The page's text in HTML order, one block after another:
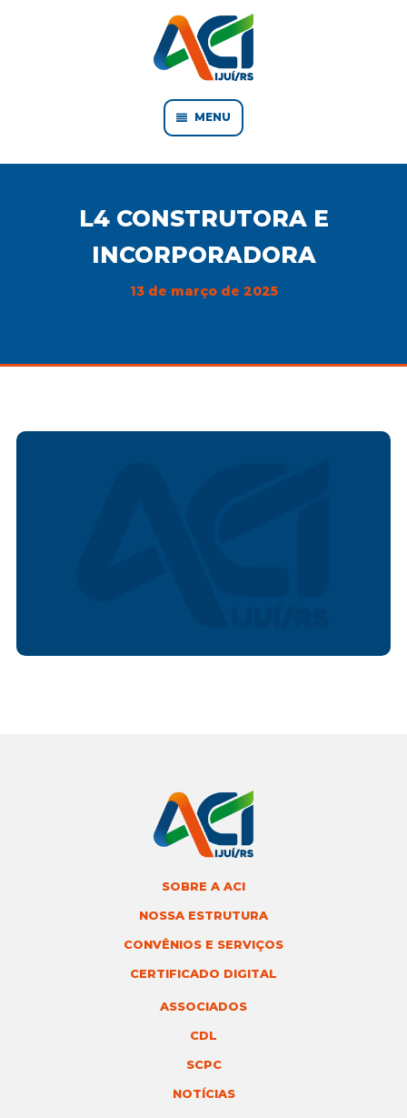
MENU
L4 CONSTRUTORA E
INCORPORADORA
13 de março de 2025
SOBRE A ACI
NOSSA ESTRUTURA
CONVÊNIOS E SERVIÇOS
CERTIFICADO DIGITAL
ASSOCIADOS
CDL
SCPC
NOTÍCIAS